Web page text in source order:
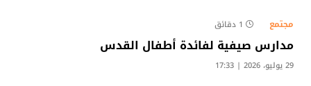
مجتمع 1 دقائق
مدارس صيفية لفائدة أطفال القدس
29 يوليو، 2026 | 17:33